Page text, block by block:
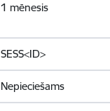
1 mēnesis
SESS<ID>
Nepieciešams